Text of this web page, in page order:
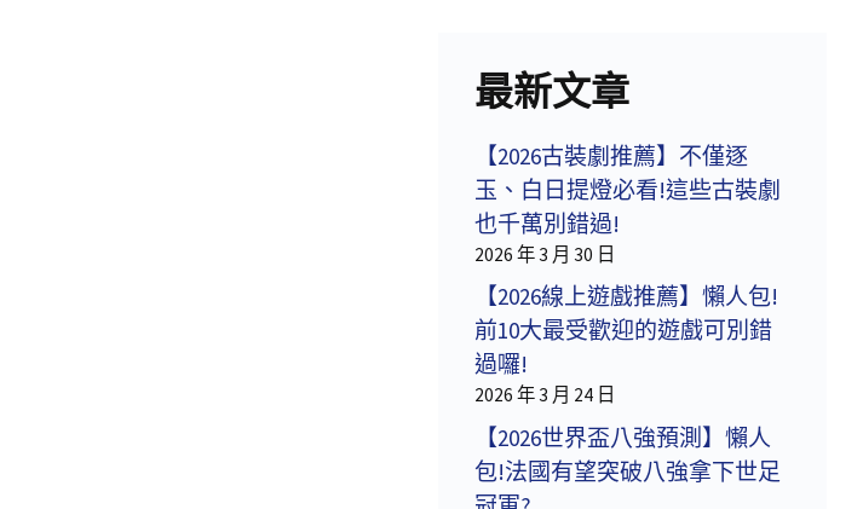
最新文章
【2026古裝劇推薦】不僅逐
玉、白日提燈必看!這些古裝劇
也千萬別錯過!
2026 年 3 月 30 日
【2026線上遊戲推薦】懶人包!
前10大最受歡迎的遊戲可別錯
過囉!
2026 年 3 月 24 日
【2026世界盃八強預測】懶人
包!法國有望突破八強拿下世足